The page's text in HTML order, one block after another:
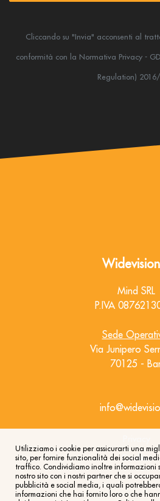
Cliccando su "Invia" acconsenti al
conformità con la Normativa Privacy -
Regulation)
Utilizziamo i cookie per assicurarti una
sito, per fornire funzionalità dei social
traffico. Condividiamo inoltre informazioni
nostro sito con i nostri partner che si
pubblicità e social media, i quali
informazioni che hai fornito loro o che
Mind SRL
P.IVA
Sede
Via Junipero
70125 -
Cookies